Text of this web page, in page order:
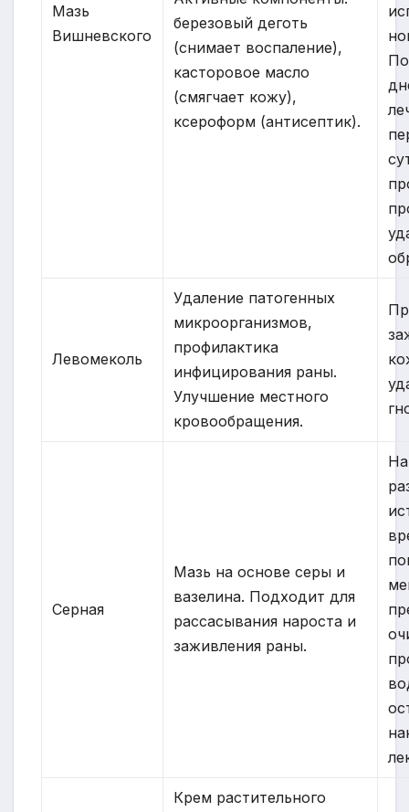
Мазь
Вишневского
березовый деготь
(снимает воспаление),
касторовое масло
(смягчает кожу),
ксероформ (антисептик).
Левомеколь
Удаление патогенных
микроорганизмов,
профилактика
инфицирования раны.
Улучшение местного
кровообращения.
Серная
Мазь на основе серы и
вазелина. Подходит для
рассасывания нароста и
заживления раны.
Крем растительного